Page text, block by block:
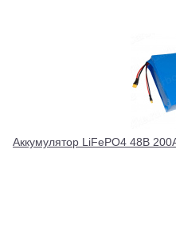
Аккумулятор LiFePO4 48В